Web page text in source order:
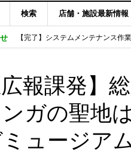
検索 店舗・施設最新情報
【完了】システムメンテナンス作
【重要：9月5日（火）22時】コ
「いま、困っている店舗の皆様を
広報課発】
ガの聖地
ュージア